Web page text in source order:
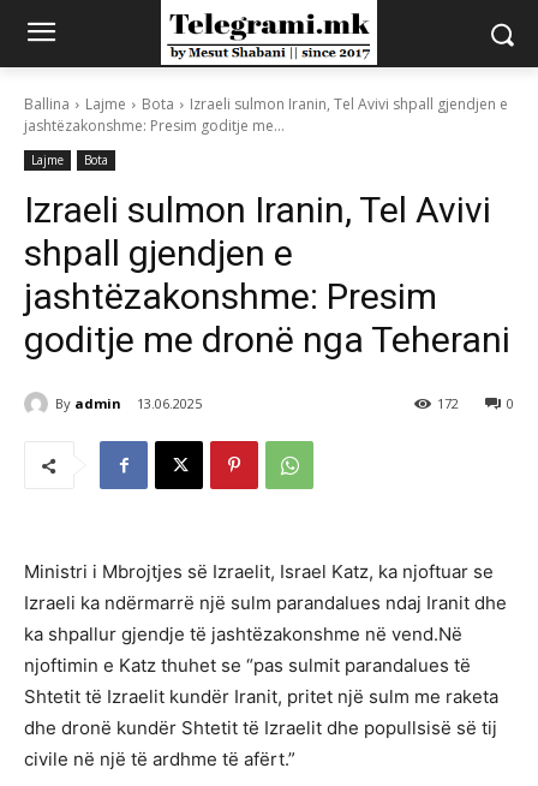
Ballina Lajme Bota
Izraeli sulmon Iranin, Tel Avivi shpall gjendjen e
jashtëzakonshme: Presim goditje me...
Lajme Bota
Izraeli sulmon Iranin, Tel Avivi
shpall gjendjen e
jashtëzakonshme: Presim
goditje me dronë nga Teherani
By admin 13.06.2025 0
172
Ministri i Mbrojtjes së Izraelit, Israel Katz, ka njoftuar se
Izraeli ka ndërmarrë një sulm parandalues ndaj Iranit dhe
ka shpallur gjendje të jashtëzakonshme në vend.Në
njoftimin e Katz thuhet se “pas sulmit parandalues të
Shtetit të Izraelit kundër Iranit, pritet një sulm me raketa
dhe dronë kundër Shtetit të Izraelit dhe popullsisë së tij
civile në një të ardhme të afërt.”